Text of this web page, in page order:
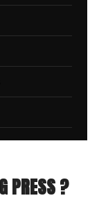
PRESS ?